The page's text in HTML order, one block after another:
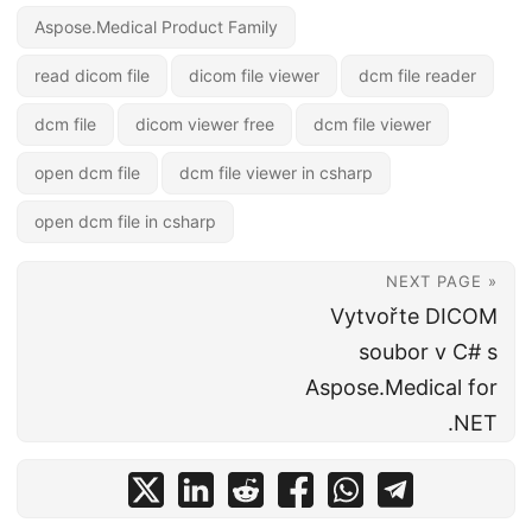
Aspose.Medical Product Family
read dicom file dicom file viewer dcm file reader
dcm file dicom viewer free dcm file viewer
open dcm file dcm file viewer in csharp
open dcm file in csharp
NEXT PAGE »
Vytvořte DICOM
soubor v C# s
Aspose.Medical for
.NET